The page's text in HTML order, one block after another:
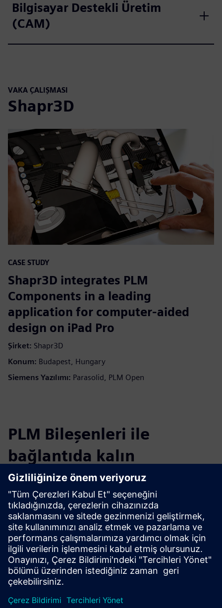
Bilgisayar Destekli Üretim
(CAM)
VAKA ÇALIŞMASI
Shapr3D
CASE STUDY
Shapr3D integrates PLM
Components in a leading
application for computer-aided
design on iPad Pro
Şirket: Shapr3D
Konum: Budapest, Hungary
Siemens Yazılımı: Parasolid, PLM Open
PLM Bileşenleri ile
bağlantıda kalın
Blogu okuyun
PLM Bileşenleri ve genel olarak PLM pazarı hakkında yeni
bakış açıları edinin.
PLM Bileşenleri blogunu ziyaret edin